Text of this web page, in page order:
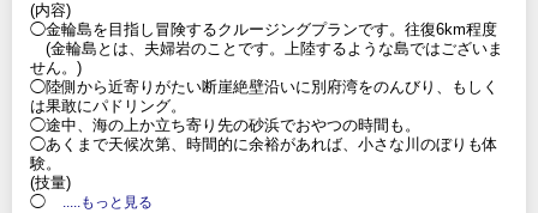
(内容)
◯金輪島を目指し冒険するクルージングプランです。往復6km程度
(金輪島とは、夫婦岩のことです。上陸するような島ではございま
せん。)
◯陸側から近寄りがたい断崖絶壁沿いに別府湾をのんびり、もしく
は果敢にパドリング。
◯途中、海の上か立ち寄り先の砂浜でおやつの時間も。
◯あくまで天候次第、時間的に余裕があれば、小さな川のぼりも体
験。
(技量)
◯
.....もっと見る